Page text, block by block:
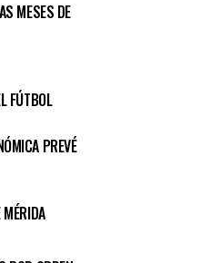
MESES DE
FÚTBOL
PREVÉ